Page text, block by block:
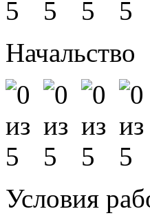
Начальство
Условия